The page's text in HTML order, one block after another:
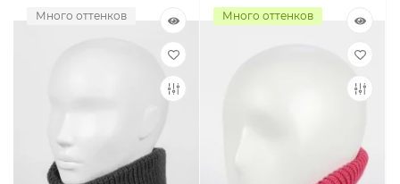
Много оттенков Много оттенков